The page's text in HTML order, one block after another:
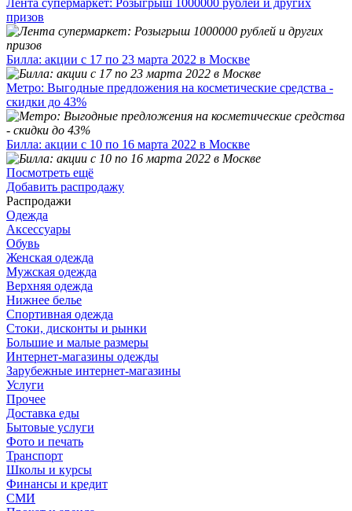
призов
Билла: акции с 17 по 23 марта 2022 в Москве
Метро: Выгодные предложения на косметические средства -
скидки до 43%
Билла: акции с 10 по 16 марта 2022 в Москве
Посмотреть ещё
Добавить распродажу
Распродажи
Одежда
Аксессуары
Обувь
Женская одежда
Мужская одежда
Верхняя одежда
Нижнее белье
Спортивная одежда
Стоки, дисконты и рынки
Большие и малые размеры
Интернет-магазины одежды
Зарубежные интернет-магазины
Услуги
Прочее
Доставка еды
Бытовые услуги
Фото и печать
Транспорт
Школы и курсы
Финансы и кредит
СМИ